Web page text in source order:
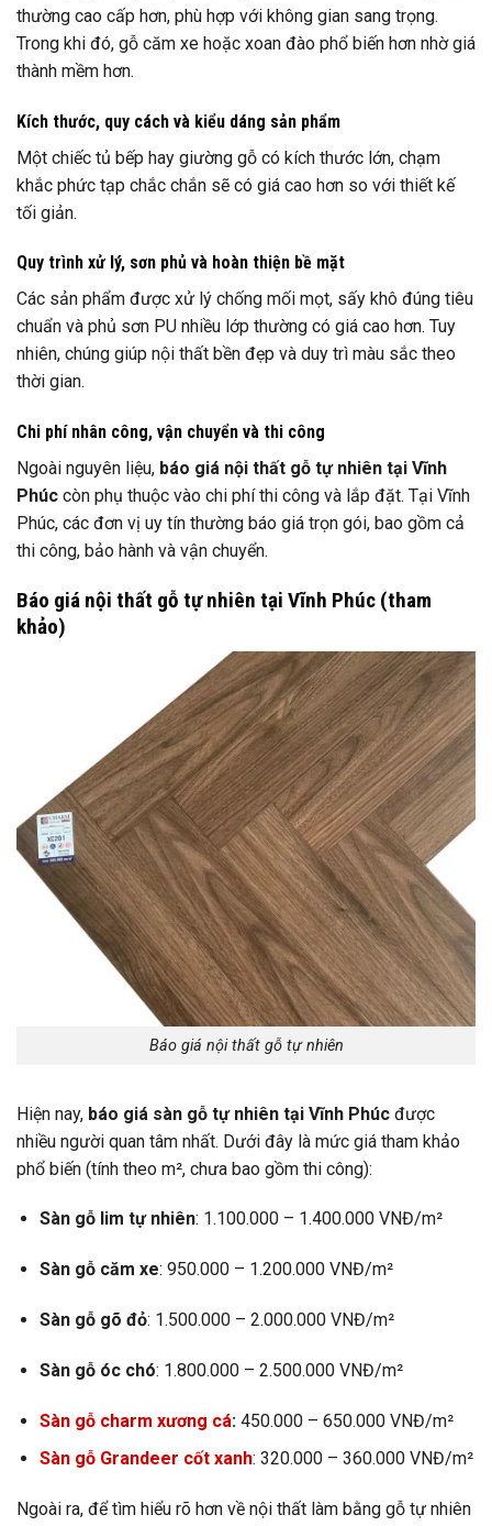
thường cao cấp hơn, phù hợp với không gian sang trọng.
Trong khi đó, gỗ căm xe hoặc xoan đào phổ biến hơn nhờ giá
thành mềm hơn.
Kích thước, quy cách và kiểu dáng sản phẩm
Một chiếc tủ bếp hay giường gỗ có kích thước lớn, chạm
khắc phức tạp chắc chắn sẽ có giá cao hơn so với thiết kế
tối giản.
Quy trình xử lý, sơn phủ và hoàn thiện bề mặt
Các sản phẩm được xử lý chống mối mọt, sấy khô đúng tiêu
chuẩn và phủ sơn PU nhiều lớp thường có giá cao hơn. Tuy
nhiên, chúng giúp nội thất bền đẹp và duy trì màu sắc theo
thời gian.
Chi phí nhân công, vận chuyển và thi công
Ngoài nguyên liệu, báo giá nội thất gỗ tự nhiên tại Vĩnh
Phúc còn phụ thuộc vào chi phí thi công và lắp đặt. Tại Vĩnh
Phúc, các đơn vị uy tín thường báo giá trọn gói, bao gồm cả
thi công, bảo hành và vận chuyển.
Báo giá nội thất gỗ tự nhiên tại Vĩnh Phúc (tham
khảo)
Báo giá nội thất gỗ tự nhiên
Hiện nay, báo giá sàn gỗ tự nhiên tại Vĩnh Phúc được
nhiều người quan tâm nhất. Dưới đây là mức giá tham khảo
phổ biến (tính theo m², chưa bao gồm thi công):
Sàn gỗ lim tự nhiên: 1.100.000 – 1.400.000 VNĐ/m²
Sàn gỗ căm xe: 950.000 – 1.200.000 VNĐ/m²
Sàn gỗ gõ đỏ: 1.500.000 – 2.000.000 VNĐ/m²
Sàn gỗ óc chó: 1.800.000 – 2.500.000 VNĐ/m²
Sàn gỗ charm xương cá: 450.000 – 650.000 VNĐ/m²
Sàn gỗ Grandeer cốt xanh: 320.000 – 360.000 VNĐ/m²
Ngoài ra, để tìm hiểu rõ hơn về nội thất làm bằng gỗ tự nhiên